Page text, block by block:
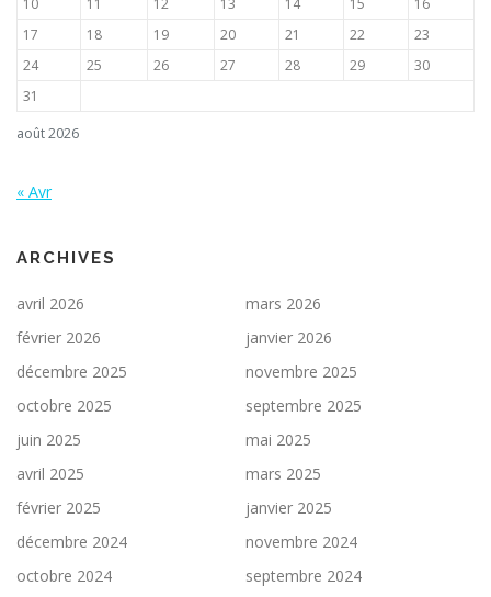
août 2026
17
18 19 20 21 22
23
24
25 26 27 28 29
30
31
« Avr
ARCHIVES
avril 2026
mars 2026
février 2026
janvier 2026
décembre 2025
novembre 2025
octobre 2025
septembre 2025
juin 2025
mai 2025
avril 2025
mars 2025
février 2025
janvier 2025
décembre 2024
novembre 2024
octobre 2024
septembre 2024